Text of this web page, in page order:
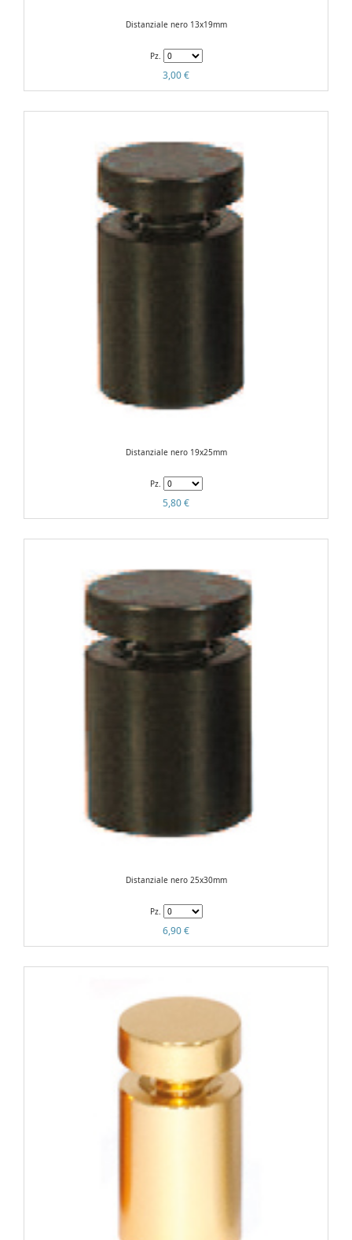
Distanziale nero 13x19mm
Pz.
3,00 €
Distanziale nero 19x25mm
Pz.
5,80 €
Distanziale nero 25x30mm
Pz.
6,90 €